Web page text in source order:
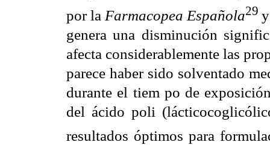
por la Farmacopea Española29
genera una disminución
afecta considerablemente las
parece haber sido solventado
durante el tiem po de
del ácido poli
resultados óptimos para